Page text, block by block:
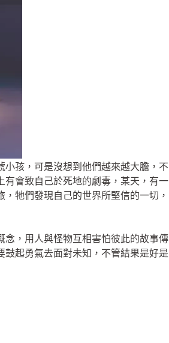
孩，可是沒想到他們越來越大膽，不
會致自己於死地的劇毒，某天，有一
牠們發現自己的世界所堅信的一切，
，用人與怪物互相害怕彼此的故事傳
起勇氣去面對未知，不管結果是好是